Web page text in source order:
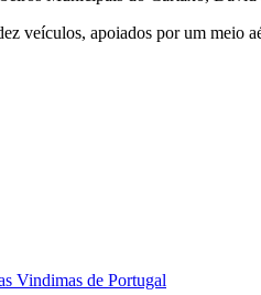
veículos, apoiados por um meio
Vindimas de Portugal